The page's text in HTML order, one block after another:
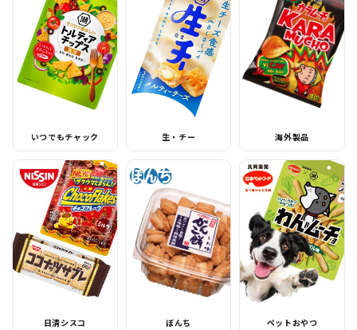
いつでもチャック 生・チー 海外製品
日清シスコ ぼんち ペットおやつ